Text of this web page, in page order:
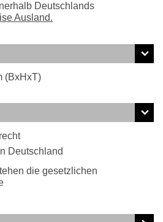
Deutschlands
Ausland.
(BxHxT)
Deutschland
die gesetzlichen